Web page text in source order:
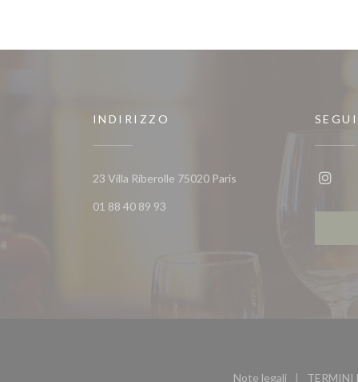
INDIRIZZO
23 Villa Riberolle 75020 Paris((apre una nuova
01 88 40 89 93
Note legali
TERMINI